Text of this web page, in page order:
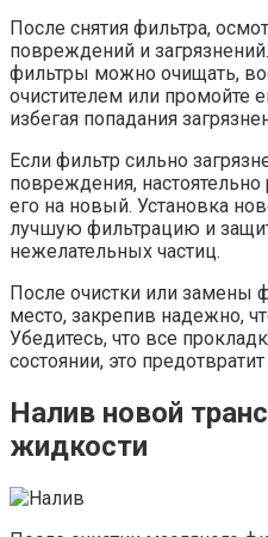
После снятия фильтра,
повреждений и
фильтры можно очищать,
очистителем или промойте
избегая попадания
Если фильтр сильно
повреждения,
его на новый. Установка
лучшую фильтрацию и
нежелательных частиц.
После очистки или замены
место, закрепив надежно,
Убедитесь, что все
состоянии, это
Налив новой
жидкости